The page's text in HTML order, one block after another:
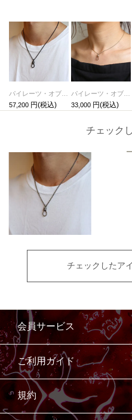
パイレーツ・オブ・カリビアン/ワールド・エンドロープネックレスM-ブラック
57,200
パイレーツ・オブ・カリビアン/ワールド・エンドロープネックレスS-ゴールド
33,000
チェック
チェックしたア
会員サービス
ご利用ガイド
規約